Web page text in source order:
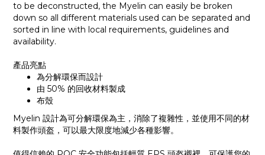
to be deconstructed, the Myelin can easily be broken
down so all different materials used can be separated and
sorted in line with local requirements, guidelines and
availability.
產品亮點
為分解環保而設計
由 50% 的回收材料製成
布殼
Myelin 設計為可分解環保為主，消除了複雜性，並使用不同的材
料製作頭盔，可以最大限度地減少各種影響。